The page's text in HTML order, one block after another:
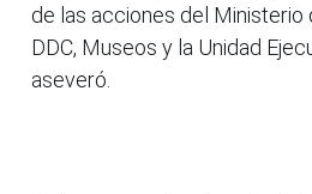
de las acciones del Ministerio
DDC, Museos y la Unidad
aseveró.